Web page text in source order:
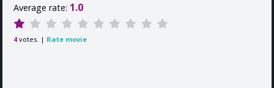
Average rate: 1.0
4 votes. | Rate movie